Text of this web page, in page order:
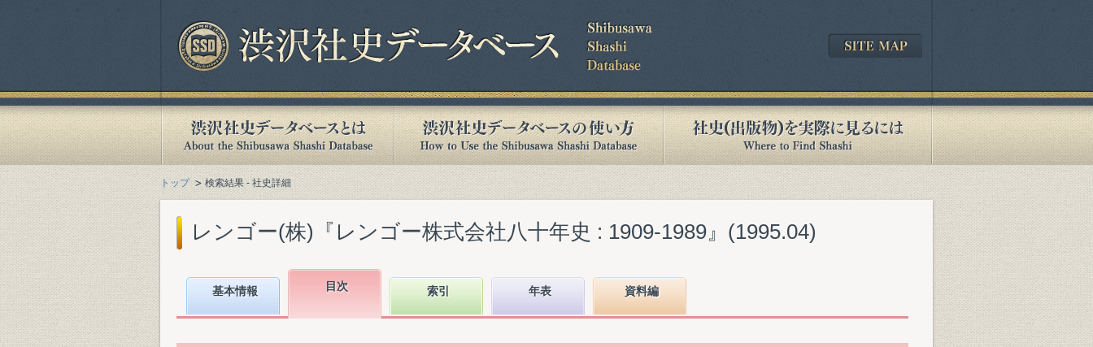
トップ 検索結果 - 社史詳細
レンゴー(株)『レンゴー株式会社八十年史 : 1909-1989』(1995.04)
基本情報 目次 索引 年表 資料編